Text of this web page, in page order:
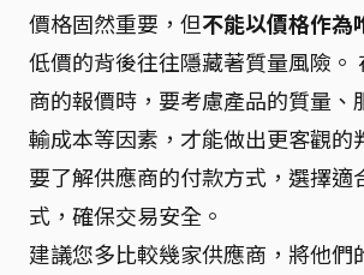
價格固然重要，但不能以價格作為
低價的背後往往隱藏著質量風險。
商的報價時，要考慮產品的質量、
輸成本等因素，才能做出更客觀的
要了解供應商的付款方式，選擇適
式，確保交易安全。
建議您多比較幾家供應商，將他們